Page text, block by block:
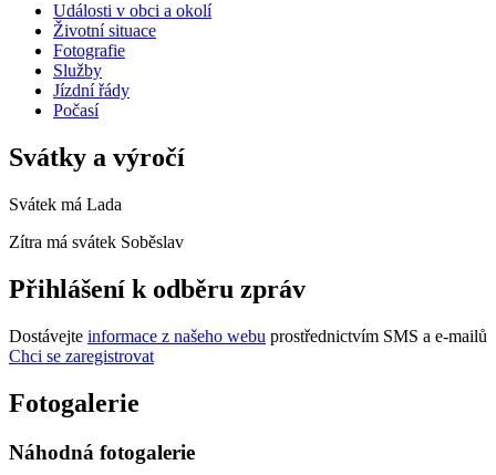
Události v obci a okolí
Životní situace
Fotografie
Služby
Jízdní řády
Počasí
Svátky a výročí
Svátek má Lada
Zítra má svátek Soběslav
Přihlášení k odběru zpráv
Dostávejte informace z našeho webu prostřednictvím SMS a e-mailů
Chci se zaregistrovat
Fotogalerie
Náhodná fotogalerie